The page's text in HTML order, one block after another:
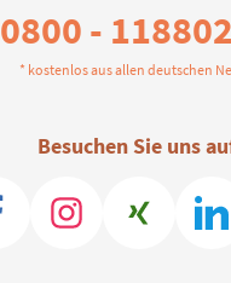
0800 -
* kostenlos aus allen deutschen
Besuchen Sie uns